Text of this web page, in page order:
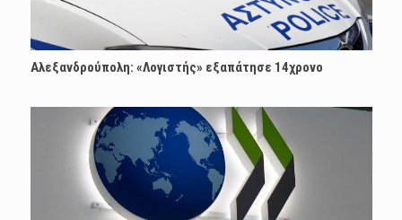
Αλεξανδρούπολη: «Λογιστής» εξαπάτησε 14χρονο